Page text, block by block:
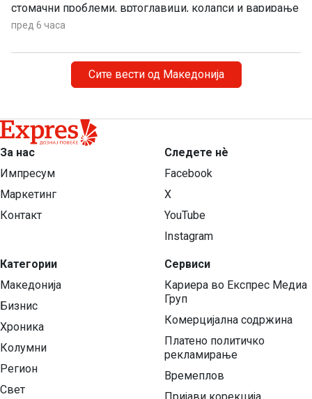
стомачни проблеми, вртоглавици, колапси и варирање
на крвниот притисок во лекарските ординации…
пред 6 часа
Сите вести од Македонија
За нас
Импресум
Маркетинг
Контакт
Категории
Македонија
Бизнис
Хроника
Колумни
Регион
Свет
Следете нѐ
Facebook
X
YouTube
Instagram
Сервиси
Кариера во Експрес Медиа
Груп
Комерцијална содржина
Платено политичко
рекламирање
Времеплов